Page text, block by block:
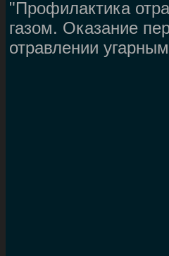
"Профилактика
газом. Оказание
отравлении